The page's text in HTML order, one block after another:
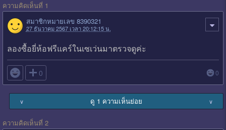
ความคิดเห็นที่ 1
สมาชิกหมายเลข 8390321
27 ธันวาคม 2567 เวลา 20:12:15 น.
ลองซื้อยี่ห้อฟรีแคร์ในเซเว่นมาตรวจดูค่ะ
 0 0
∨ ดู 1 ความเห็นย่อย ∨
ความคิดเห็นที่ 2